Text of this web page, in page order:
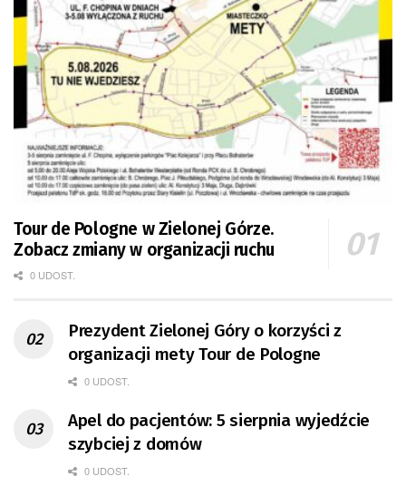
Tour de Pologne w Zielonej Górze.
Zobacz zmiany w organizacji ruchu
0 UDOST.
Prezydent Zielonej Góry o korzyści z
organizacji mety Tour de Pologne
0 UDOST.
Apel do pacjentów: 5 sierpnia wyjedźcie
szybciej z domów
0 UDOST.